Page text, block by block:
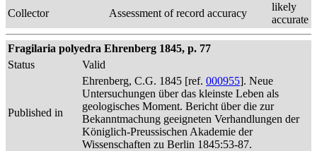
Collector
Assessment of record accuracy
likely
accurate
Fragilaria polyedra Ehrenberg 1845, p. 77
Status
Valid
Published in
Ehrenberg, C.G. 1845 [ref. 000955]. Neue
Untersuchungen über das kleinste Leben als
geologisches Moment. Bericht über die zur
Bekanntmachung geeigneten Verhandlungen der
Königlich-Preussischen Akademie der
Wissenschaften zu Berlin 1845:53-87.